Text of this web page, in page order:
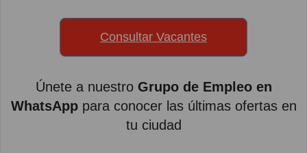
Consultar Vacantes
Únete a nuestro Grupo de Empleo en
WhatsApppara conocer las últimas ofertas en
tu ciudad